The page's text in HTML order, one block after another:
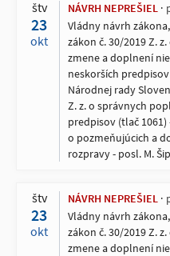
štv
23
okt
NÁVRH NEPREŠIEL
Vládny návrh
zákon č. 30/2019 Z.
zmene a doplnení
neskorších
Národnej rady
Z. z. o správnych
predpisov (tlač
o pozmeňujúcich a
rozpravy - posl. M.
štv
23
okt
NÁVRH NEPREŠIEL
Vládny návrh
zákon č. 30/2019 Z.
zmene a doplnení